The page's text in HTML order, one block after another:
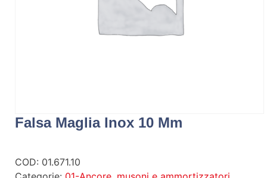
Falsa Maglia Inox 10 Mm
COD: 01.671.10